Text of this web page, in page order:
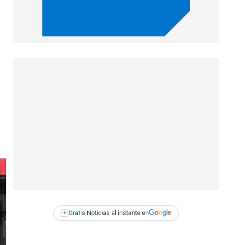
+ Gratis:Noticias al instante en